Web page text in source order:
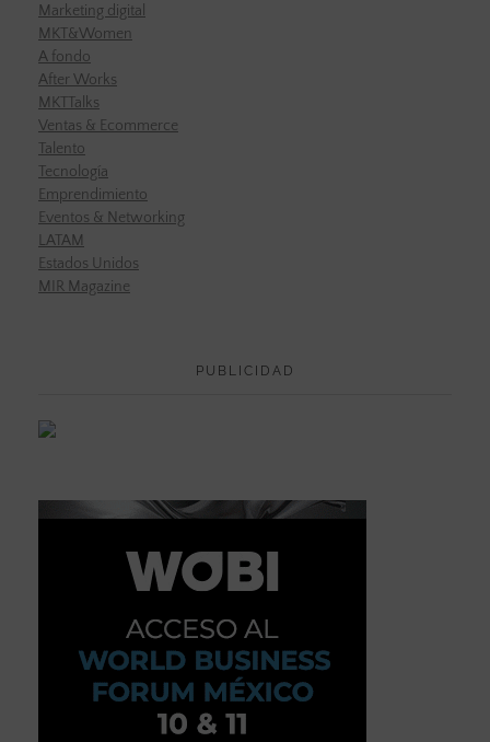
Marketing digital
MKT&Women
A fondo
After Works
MKTTalks
Ventas & Ecommerce
Talento
Tecnología
Emprendimiento
Eventos & Networking
LATAM
Estados Unidos
MIR Magazine
PUBLICIDAD